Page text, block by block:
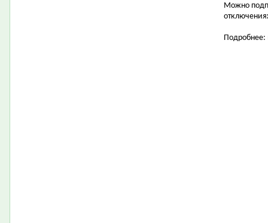
Можно
Подробнее: